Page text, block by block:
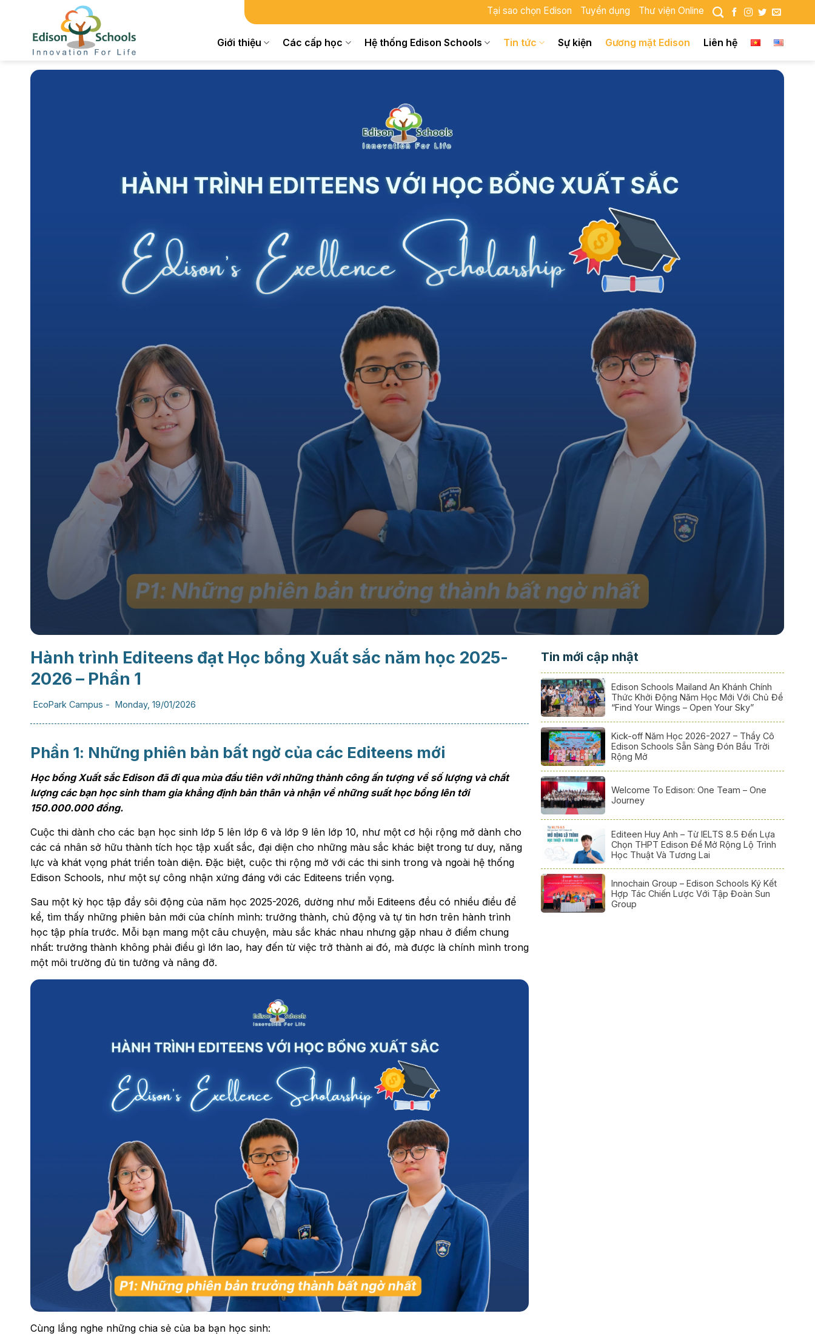
Tại sao chọn Edison Tuyển dụng Thư viện Online
Giới thiệu Các cấp học Hệ thống Edison Schools Tin tức Sự kiện Gương mặt Edison Liên hệ
Hành trình Editeens đạt Học bổng Xuất sắc năm học 2025-
2026 – Phần 1
EcoPark Campus - Monday, 19/01/2026
Phần 1: Những phiên bản bất ngờ của các Editeens mới
Học bổng Xuất sắc Edison đã đi qua mùa đầu tiên với những thành công ấn tượng về số lượng và chất
lượng các bạn học sinh tham gia khẳng định bản thân và nhận về những suất học bổng lên tới
150.000.000 đồng.
Cuộc thi dành cho các bạn học sinh lớp 5 lên lớp 6 và lớp 9 lên lớp 10, như một cơ hội rộng mở dành cho
các cá nhân sở hữu thành tích học tập xuất sắc, đại diện cho những màu sắc khác biệt trong tư duy, năng
lực và khát vọng phát triển toàn diện. Đặc biệt, cuộc thi rộng mở với các thi sinh trong và ngoài hệ thống
Edison Schools, như một sự công nhận xứng đáng với các Editeens triển vọng.
Sau một kỳ học tập đầy sôi động của năm học 2025-2026, dường như mỗi Editeens đều có nhiều điều để
kể, tìm thấy những phiên bản mới của chính mình: trưởng thành, chủ động và tự tin hơn trên hành trình
học tập phía trước. Mỗi bạn mang một câu chuyện, màu sắc khác nhau nhưng gặp nhau ở điểm chung
nhất: trưởng thành không phải điều gì lớn lao, hay đến từ việc trở thành ai đó, mà được là chính mình trong
một môi trường đủ tin tưởng và nâng đỡ.
Cùng lắng nghe những chia sẻ của ba bạn học sinh:
Tin mới cập nhật
Edison Schools Mailand An Khánh Chính
Thức Khởi Động Năm Học Mới Với Chủ Đề
“Find Your Wings – Open Your Sky”
Kick-off Năm Học 2026-2027 – Thầy Cô
Edison Schools Sẵn Sàng Đón Bầu Trời
Rộng Mở
Welcome To Edison: One Team – One
Journey
Editeen Huy Anh – Từ IELTS 8.5 Đến Lựa
Chọn THPT Edison Để Mở Rộng Lộ Trình
Học Thuật Và Tương Lai
Innochain Group – Edison Schools Ký Kết
Hợp Tác Chiến Lược Với Tập Đoàn Sun
Group